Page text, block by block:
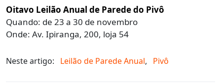
Oitavo Leilão Anual de Parede do Pivô
Quando: de 23 a 30 de novembro
Onde: Av. Ipiranga, 200, loja 54
Neste artigo: Leilão de Parede Anual, Pivô